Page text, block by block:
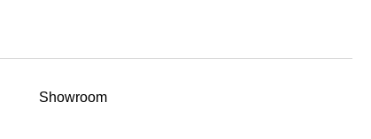
Showroom